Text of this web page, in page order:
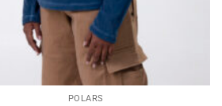
POLARS